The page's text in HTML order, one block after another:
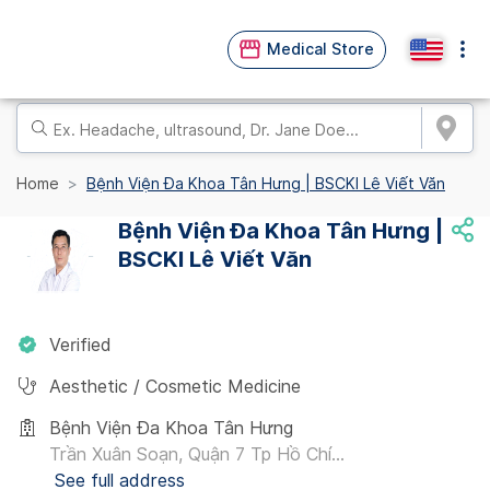
Medical Store
Home Bệnh Viện Đa Khoa Tân Hưng | BSCKI Lê Viết Văn
Bệnh Viện Đa Khoa Tân Hưng |
BSCKI Lê Viết Văn
Verified
Aesthetic / Cosmetic Medicine
Bệnh Viện Đa Khoa Tân Hưng
Trần Xuân Soạn, Quận 7 Tp Hồ Chí...
See full address